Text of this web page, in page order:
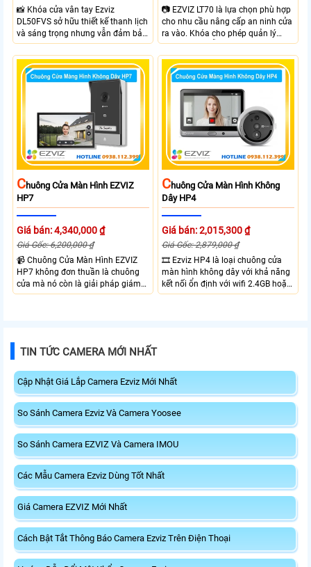
📸 Khóa cửa vân tay Ezviz
DL50FVS sở hữu thiết kế thanh lịch
và sáng trọng nhưng vẫn đảm bảo
sự chắc chắn với cùng nhiều
phương thức mở cửa tiện lợi như
vân tay, mật khẩu, thẻ từ và điều
khiển từ xa qua app. Ezviz
DL50FVS hỗ trợ quản lý người
dùng cảnh báo an ninh và kiểm tra
trạng thái khóa giúp kiểm soát ra
vào từ xa qua app EZVIZ
📷 EZVIZ LT70 là lựa chọn phù hợp
cho nhu cầu nâng cấp an ninh cửa
ra vào. Khóa cho phép quản lý
người dùng dễ dàng theo dõi trạng
thái hoạt động và hỗ trợ cảnh báo
thông minh qua điện thoại. Khóa
cửa mang lại sự tiện lợi nhờ sự linh
hoạt trong cách sử dụng như vân
tay, mật khẩu và thẻ từ đảm bảo
kiểm soát ra vào hiệu quả.
CHuông Cửa Màn Hình EZVIZ
HP7
Giá bán: 4,340,000 ₫
Giá Gốc: 6,200,000 ₫
📹 Chuông Cửa Màn Hình EZVIZ
HP7 không đơn thuần là chuông
cửa mà nó còn là giải pháp giám
sát an ninh toàn diện cho khu vực
đảm bảo khu vực ra vào luôn được
CHuông Cửa Màn Hình Không
Dây HP4
Giá bán: 2,015,300 ₫
Giá Gốc: 2,879,000 ₫
🎞 Ezviz HP4 là loại chuông cửa
màn hình không dây với khả năng
kết nối ổn định với wifi 2.4GB hoặc
tần số trộn. Với camera chuông
TIN TỨC CAMERA MỚI NHẤT
Cập Nhật Giá Lắp Camera Ezviz Mới Nhất
So Sánh Camera Ezviz Và Camera Yoosee
So Sánh Camera EZVIZ Và Camera IMOU
Các Mẫu Camera Ezviz Dùng Tốt Nhất
Giá Camera EZVIZ Mới Nhất
Cách Bật Tắt Thông Báo Camera Ezviz Trên Điện Thoại